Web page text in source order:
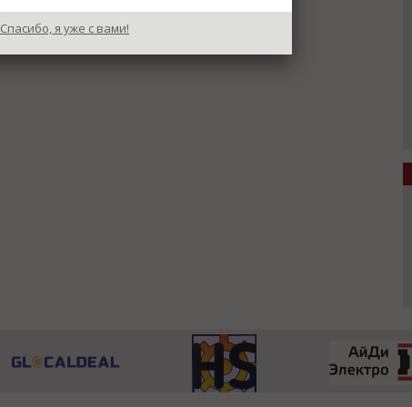
Спасибо, я уже с вами!